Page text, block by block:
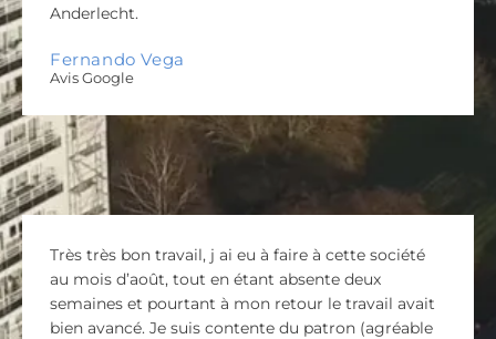
Anderlecht.
Fernando Vega
Avis Google
Très très bon travail, j ai eu à faire à cette société
au mois d’août, tout en étant absente deux
semaines et pourtant à mon retour le travail avait
bien avancé. Je suis contente du patron (agréable